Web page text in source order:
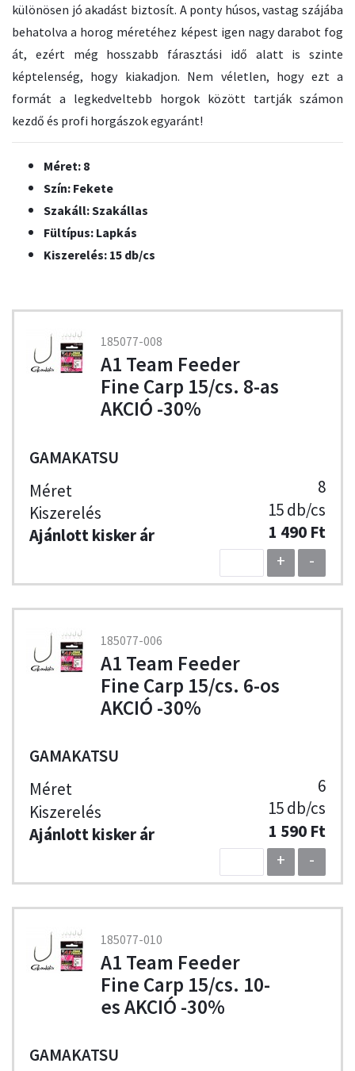
különösen jó akadást biztosít. A ponty húsos, vastag szájába
behatolva a horog méretéhez képest igen nagy darabot fog
át, ezért még hosszabb fárasztási idő alatt is szinte
képtelenség, hogy kiakadjon. Nem véletlen, hogy ezt a
formát a legkedveltebb horgok között tartják számon
kezdő és profi horgászok egyaránt!
Méret: 8
Szín: Fekete
Szakáll: Szakállas
Fültípus: Lapkás
Kiszerelés: 15 db/cs
185077-008
A1 Team Feeder
Fine Carp 15/cs. 8-as
AKCIÓ -30%
GAMAKATSU
8
15 db/cs
1 490 Ft
+
-
185077-006
A1 Team Feeder
Fine Carp 15/cs. 6-os
AKCIÓ -30%
GAMAKATSU
6
15 db/cs
1 590 Ft
+
-
185077-010
A1 Team Feeder
Fine Carp 15/cs. 10-
es AKCIÓ -30%
GAMAKATSU